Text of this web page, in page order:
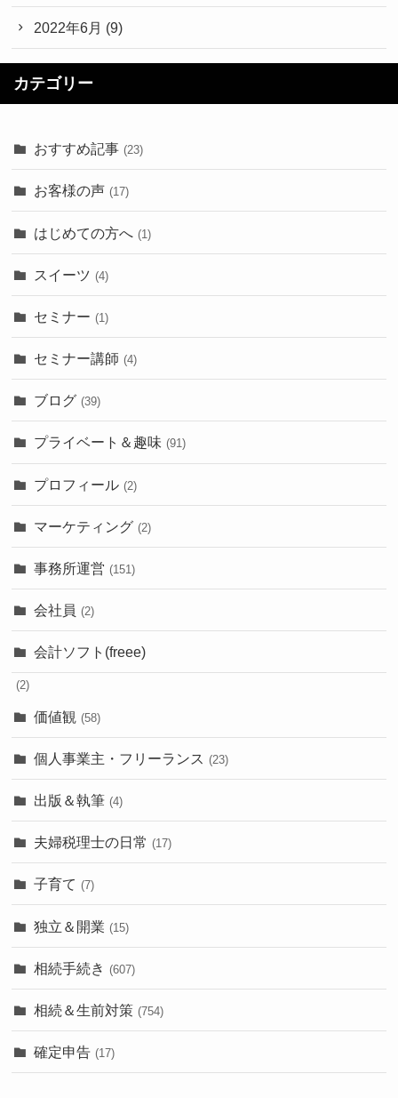
2022年6月 (9)
カテゴリー
おすすめ記事 (23)
お客様の声 (17)
はじめての方へ (1)
スイーツ (4)
セミナー (1)
セミナー講師 (4)
ブログ (39)
プライベート＆趣味 (91)
プロフィール (2)
マーケティング (2)
事務所運営 (151)
会社員 (2)
会計ソフト(freee)
(2)
価値観 (58)
個人事業主・フリーランス (23)
出版＆執筆 (4)
夫婦税理士の日常 (17)
子育て (7)
独立＆開業 (15)
相続手続き (607)
相続＆生前対策 (754)
確定申告 (17)